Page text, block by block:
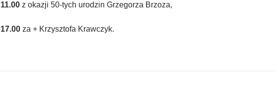
11.00z okazji 50-tych urodzin Grzegorza Brzoza,
17.00za + Krzysztofa Krawczyk.